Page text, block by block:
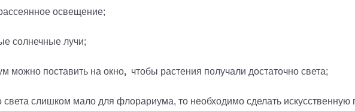
освещение;
солнечные лучи;
можно поставить на окно, чтобы растения получали достаточно света;
света слишком мало для флорариума, то необходимо сделать искусственную